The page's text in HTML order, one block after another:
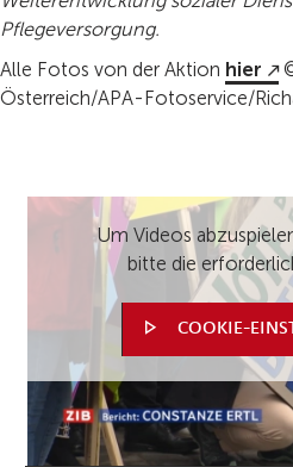
Pflegeversorgung.
Alle Fotos von der Aktion hier
Österreich/APA-Fotoservice/
Um Videos
bitte die
COOKIE-